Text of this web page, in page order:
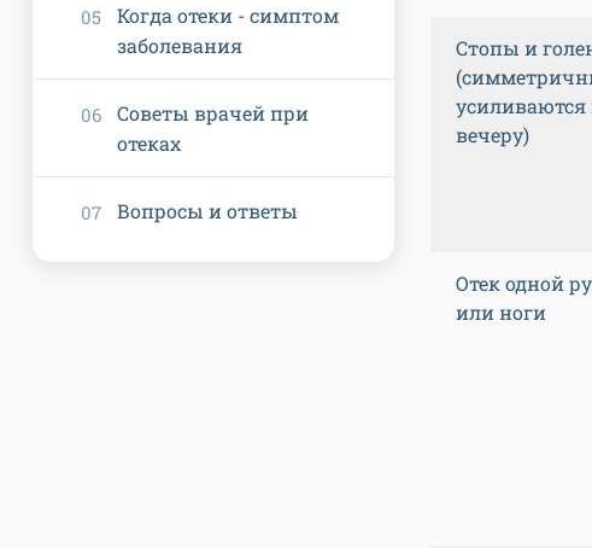
Стопы и
усиливаются
вечеру)
Отек одной
или ноги
Когда отеки - симптом
заболевания
Советы врачей при
отеках
Вопросы и ответы